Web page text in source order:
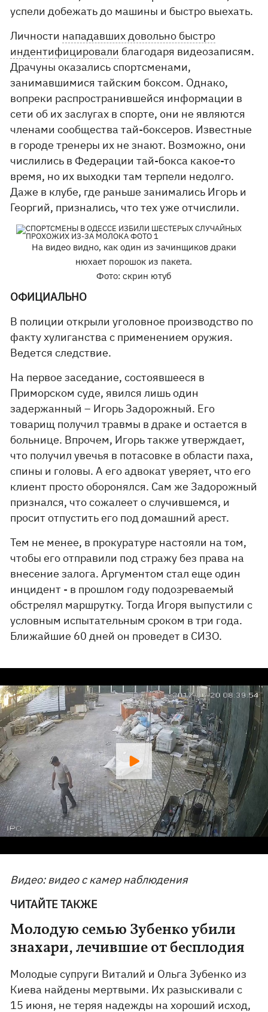
успели добежать до машины и быстро выехать.
Личности нападавших довольно быстро
индентифицировали благодаря видеозаписям.
Драчуны оказались спортсменами,
занимавшимися тайским боксом. Однако,
вопреки распространившейся информации в
сети об их заслугах в спорте, они не являются
членами сообщества тай-боксеров. Известные
в городе тренеры их не знают. Возможно, они
числились в Федерации тай-бокса какое-то
время, но их выходки там терпели недолго.
Даже в клубе, где раньше занимались Игорь и
Георгий, признались, что тех уже отчислили.
На видео видно, как один из зачинщиков драки
нюхает порошок из пакета.
Фото: скрин ютуб
ОФИЦИАЛЬНО
В полиции открыли уголовное производство по
факту хулиганства с применением оружия.
Ведется следствие.
На первое заседание, состоявшееся в
Приморском суде, явился лишь один
задержанный – Игорь Задорожный. Его
товарищ получил травмы в драке и остается в
больнице. Впрочем, Игорь также утверждает,
что получил увечья в потасовке в области паха,
спины и головы. А его адвокат уверяет, что его
клиент просто оборонялся. Сам же Задорожный
признался, что сожалеет о случившемся, и
просит отпустить его под домашний арест.
Тем не менее, в прокуратуре настояли на том,
чтобы его отправили под стражу без права на
внесение залога. Аргументом стал еще один
инцидент - в прошлом году подозреваемый
обстрелял маршрутку. Тогда Игоря выпустили с
условным испытательным сроком в три года.
Ближайшие 60 дней он проведет в СИЗО.
Видео: видео с камер наблюдения
ЧИТАЙТЕ ТАКЖЕ
Молодую семью Зубенко убили
знахари, лечившие от бесплодия
Молодые супруги Виталий и Ольга Зубенко из
Киева найдены мертвыми. Их разыскивали с
15 июня, не теряя надежды на хороший исход,